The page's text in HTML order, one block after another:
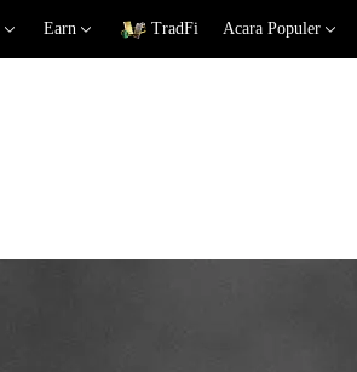
Earn TradFi Acara Populer